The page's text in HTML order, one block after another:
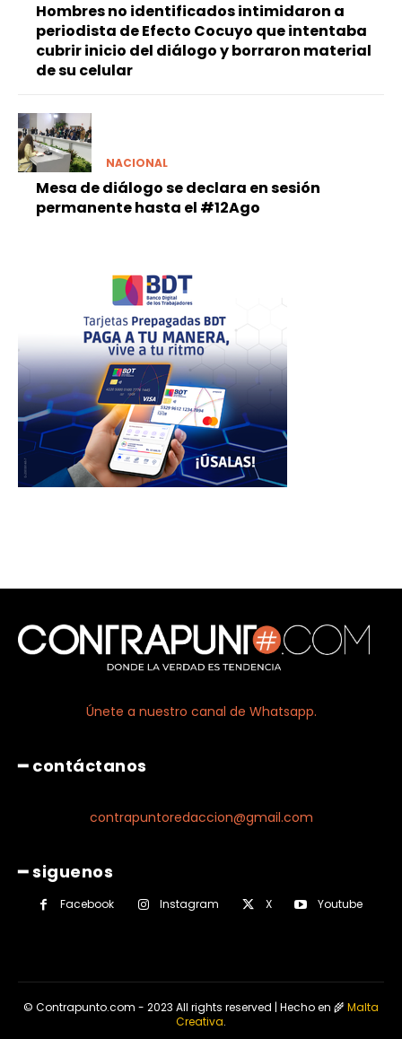
Hombres no identificados intimidaron a
periodista de Efecto Cocuyo que intentaba
cubrir inicio del diálogo y borraron material
de su celular
NACIONAL
Mesa de diálogo se declara en sesión
permanente hasta el #12Ago
Únete a nuestro canal de Whatsapp.
━ contáctanos
contrapuntoredaccion@gmail.com
━ siguenos
Facebook Instagram X Youtube
© Contrapunto.com - 2023 All rights reserved | Hecho en 🌾Malta
Creativa.